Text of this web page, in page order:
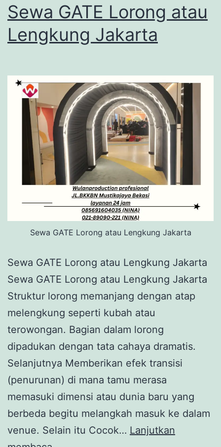
Sewa GATE Lorong atau
Lengkung Jakarta
Sewa GATE Lorong atau Lengkung Jakarta
Sewa GATE Lorong atau Lengkung Jakarta
Sewa GATE Lorong atau Lengkung Jakarta
Struktur lorong memanjang dengan atap
melengkung seperti kubah atau
terowongan. Bagian dalam lorong
dipadukan dengan tata cahaya dramatis.
Selanjutnya Memberikan efek transisi
(penurunan) di mana tamu merasa
memasuki dimensi atau dunia baru yang
berbeda begitu melangkah masuk ke dalam
venue. Selain itu Cocok… Lanjutkan